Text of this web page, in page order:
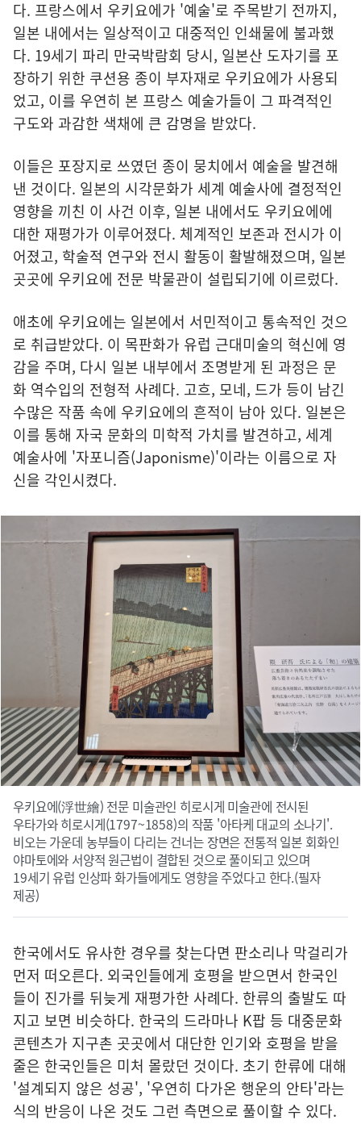
다. 프랑스에서 우키요에가 '예술'로 주목받기 전까지,
일본 내에서는 일상적이고 대중적인 인쇄물에 불과했
다. 19세기 파리 만국박람회 당시, 일본산 도자기를 포
장하기 위한 쿠션용 종이 부자재로 우키요에가 사용되
었고, 이를 우연히 본 프랑스 예술가들이 그 파격적인
구도와 과감한 색채에 큰 감명을 받았다.
이들은 포장지로 쓰였던 종이 뭉치에서 예술을 발견해
낸 것이다. 일본의 시각문화가 세계 예술사에 결정적인
영향을 끼친 이 사건 이후, 일본 내에서도 우키요에에
대한 재평가가 이루어졌다. 체계적인 보존과 전시가 이
어졌고, 학술적 연구와 전시 활동이 활발해졌으며, 일본
곳곳에 우키요에 전문 박물관이 설립되기에 이르렀다.
애초에 우키요에는 일본에서 서민적이고 통속적인 것으
로 취급받았다. 이 목판화가 유럽 근대미술의 혁신에 영
감을 주며, 다시 일본 내부에서 조명받게 된 과정은 문
화 역수입의 전형적 사례다. 고흐, 모네, 드가 등이 남긴
수많은 작품 속에 우키요에의 흔적이 남아 있다. 일본은
이를 통해 자국 문화의 미학적 가치를 발견하고, 세계
예술사에 '자포니즘(Japonisme)'이라는 이름으로 자
신을 각인시켰다.
우키요에(浮世繪) 전문 미술관인 히로시게 미술관에 전시된
우타가와 히로시게(1797~1858)의 작품 '아타케 대교의 소나기'.
비오는 가운데 농부들이 다리는 건너는 장면은 전통적 일본 회화인
야마토에와 서양적 원근법이 결합된 것으로 풀이되고 있으며
19세기 유럽 인상파 화가들에게도 영향을 주었다고 한다.(필자
제공)
한국에서도 유사한 경우를 찾는다면 판소리나 막걸리가
먼저 떠오른다. 외국인들에게 호평을 받으면서 한국인
들이 진가를 뒤늦게 재평가한 사례다. 한류의 출발도 따
지고 보면 비슷하다. 한국의 드라마나 K팝 등 대중문화
콘텐츠가 지구촌 곳곳에서 대단한 인기와 호평을 받을
줄은 한국인들은 미처 몰랐던 것이다. 초기 한류에 대해
'설계되지 않은 성공', '우연히 다가온 행운의 안타'라는
식의 반응이 나온 것도 그런 측면으로 풀이할 수 있다.